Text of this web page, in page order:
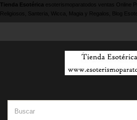
Tienda Esotérica esoterismoparatodos ventas Online
Religiosos, Santeria, Wicca, Magia y Regalos, Blog